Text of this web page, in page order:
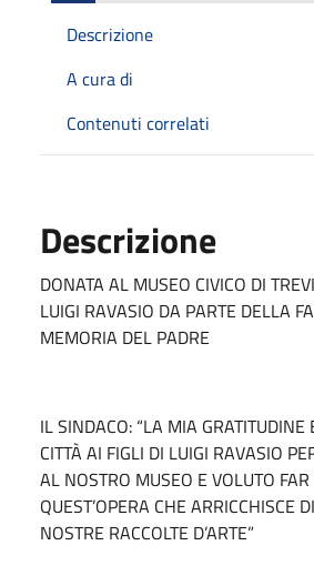
Descrizione
A cura di
Contenuti correlati
Descrizione
DONATA AL MUSEO CIVICO DI
LUIGI RAVASIO DA PARTE DELLA
MEMORIA DEL PADRE
IL SINDACO: “LA MIA GRATITUDINE
CITTÀ AI FIGLI DI LUIGI RAVASIO
AL NOSTRO MUSEO E VOLUTO
QUEST’OPERA CHE ARRICCHISCE
NOSTRE RACCOLTE D’ARTE”